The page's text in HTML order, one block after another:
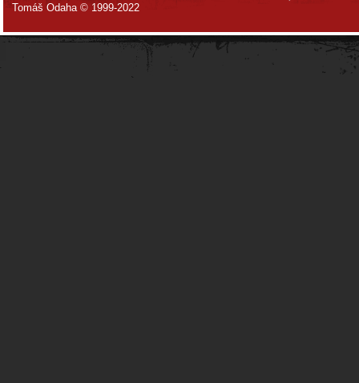
Tomáš Odaha © 1999-2022